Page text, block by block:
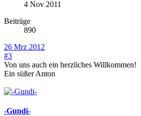
4 Nov 2011
Beiträge
890
26 Mrz 2012
#3
Von uns auch ein herzliches Willkommen!
Ein süßer Anton
-Gundi-